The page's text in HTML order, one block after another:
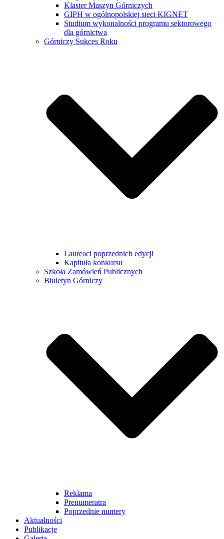
Klaster Maszyn Górniczych
GIPH w ogólnopolskiej sieci KIGNET
Studium wykonalności programu sektorowego
dla górnictwa
Górniczy Sukces Roku
Laureaci poprzednich edycji
Kapituła konkursu
Szkoła Zamówień Publicznych
Biuletyn Górniczy
Reklama
Prenumeratra
Poprzednie numery
Aktualności
Publikacje